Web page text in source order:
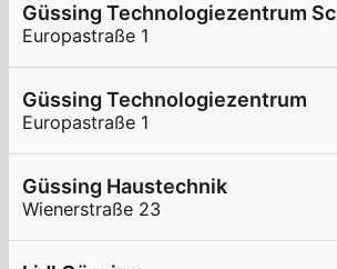
Güssing Technologiezentrum
Europastraße 1
Güssing Technologiezentrum
Europastraße 1
Güssing Haustechnik
Wienerstraße 23